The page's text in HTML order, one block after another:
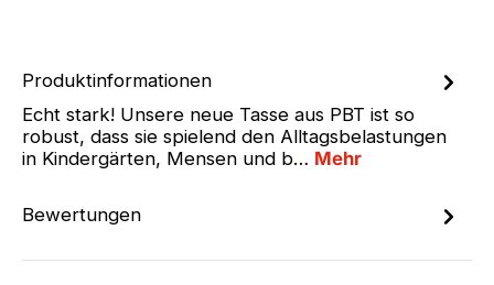
Produktinformationen
Echt stark! Unsere neue Tasse aus PBT ist so
robust, dass sie spielend den Alltagsbelastungen
in Kindergärten, Mensen und b… Mehr
Bewertungen